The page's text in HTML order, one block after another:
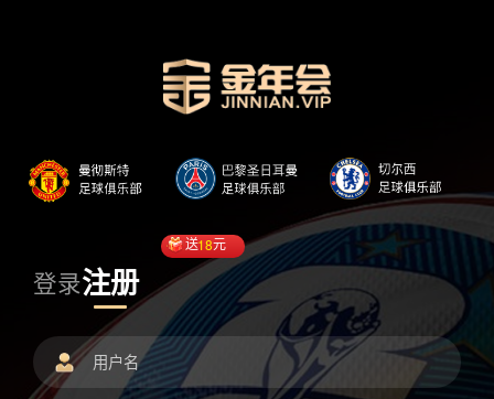
登录注册
送18元